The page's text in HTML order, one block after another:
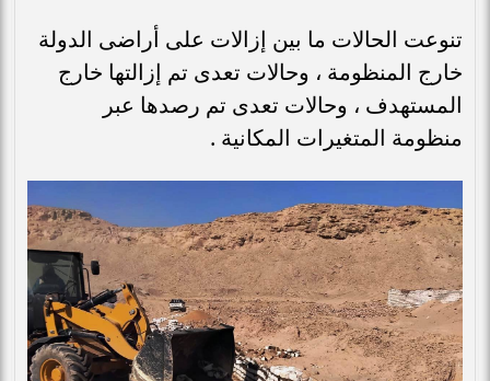
تنوعت الحالات ما بين إزالات على أراضى الدولة
خارج المنظومة ، وحالات تعدى تم إزالتها خارج
المستهدف ، وحالات تعدى تم رصدها عبر
منظومة المتغيرات المكانية .